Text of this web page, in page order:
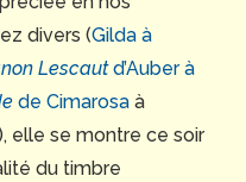
divers (Gilda à
Lescautd’Auber à
de Cimarosa à
elle se montre ce soir
du timbre